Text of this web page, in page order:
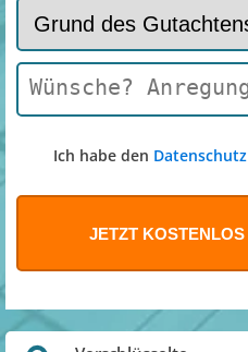
Ich habe den Datenschutz